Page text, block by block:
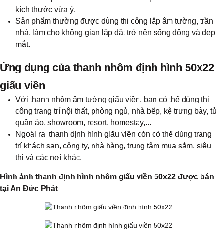
kích thước vừa ý.
Sản phẩm thường được dùng thi công lắp âm tường, trần
nhà, làm cho không gian lắp đặt trở nên sống động và đẹp
mắt.
Ứng dụng của thanh nhôm định hình 50x22
giấu viền
Với thanh nhôm âm tường giấu viền, bạn có thể dùng thi
công trang trí nội thất, phòng ngủ, nhà bếp, kệ trưng bày, tủ
quần áo, showroom, resort, homestay,...
Ngoài ra, thanh định hình giấu viền còn có thể dùng trang
trí khách sạn, công ty, nhà hàng, trung tâm mua sắm, siêu
thị và các nơi khác.
​Hình ảnh thanh định hình nhôm giấu viền 50x22 được bán
tại An Đức Phát